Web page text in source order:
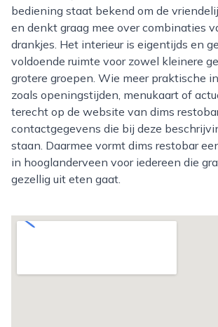
bediening staat bekend om de
en denkt graag mee over combinaties
drankjes. Het interieur is eigentijds en
voldoende ruimte voor zowel kleinere
grotere groepen. Wie meer praktische
zoals openingstijden, menukaart of
terecht op de website van dims
contactgegevens die bij deze
staan. Daarmee vormt dims restobar
in hooglanderveen voor iedereen die
gezellig uit eten gaat.